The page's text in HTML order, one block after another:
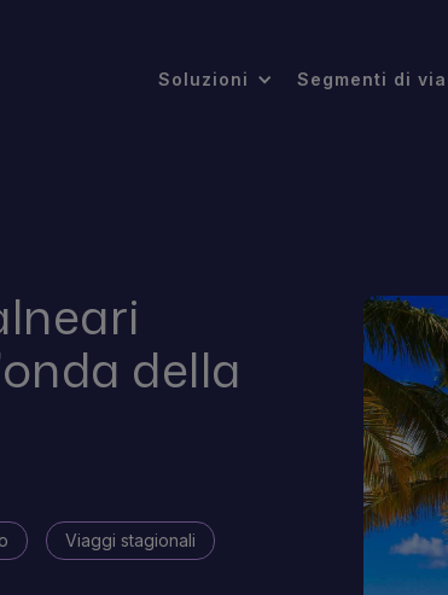
Soluzioni Segmenti di
della
Viaggi stagionali